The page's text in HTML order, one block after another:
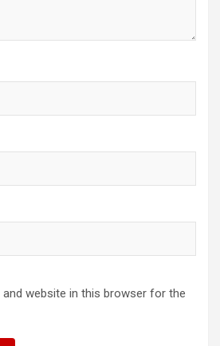
and website in this browser for the